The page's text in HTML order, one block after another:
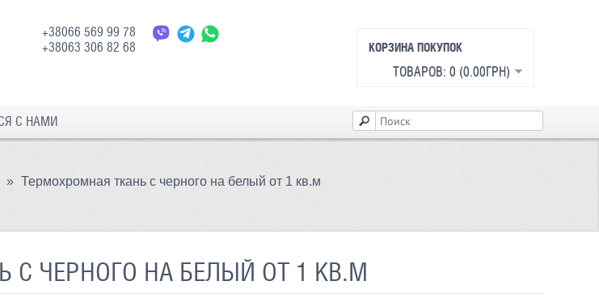
+38066 569 99 78
+38063 306 82 68
КОРЗИНА ПОКУПОК
ТОВАРОВ: 0 (0.00ГРН)
С НАМИ
» Термохромная ткань с черного на белый от 1 кв.м
С ЧЕРНОГО НА БЕЛЫЙ ОТ 1 КВ.М